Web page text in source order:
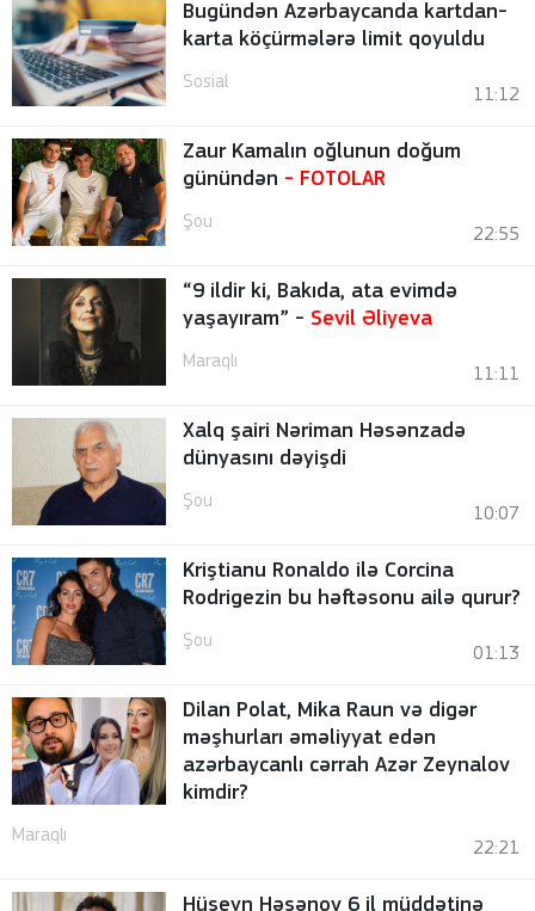
Bugündən Azərbaycanda kartdan-
karta köçürmələrə limit qoyuldu
Sosial
11:12
Zaur Kamalın oğlunun doğum
günündən - FOTOLAR
Şou
22:55
“9 ildir ki, Bakıda, ata evimdə
yaşayıram” - Sevil Əliyeva
Maraqlı
11:11
Xalq şairi Nəriman Həsənzadə
dünyasını dəyişdi
Şou
10:07
Kriştianu Ronaldo ilə Corcina
Rodrigezin bu həftəsonu ailə qurur?
Şou
01:13
Dilan Polat, Mika Raun və digər
məşhurları əməliyyat edən
azərbaycanlı cərrah Azər Zeynalov
kimdir?
Maraqlı
22:21
Hüseyn Həsənov 6 il müddətinə